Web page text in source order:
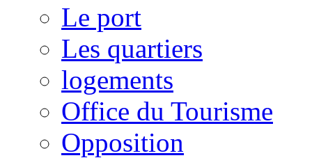
Le port
Les quartiers
logements
Office du Tourisme
Opposition